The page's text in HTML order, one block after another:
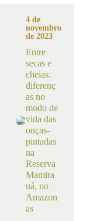
4 de
novembro
de 2023
Entre
secas e
cheias:
diferenç
as no
modo de
vida das
onças-
pintadas
na
Reserva
Mamira
uá, no
Amazon
as